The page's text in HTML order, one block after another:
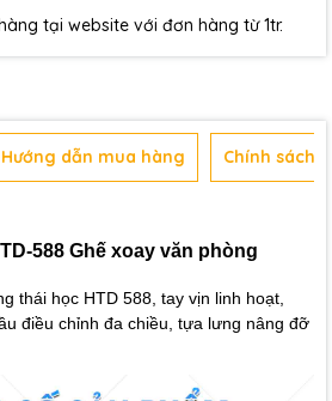
tại website với đơn hàng từ 1tr.
Hướng dẫn mua hàng Chính sách
588 Ghế xoay văn phòng
thái học HTD 588, tay vịn linh hoạt,
điều chỉnh đa chiều, tựa lưng nâng đỡ